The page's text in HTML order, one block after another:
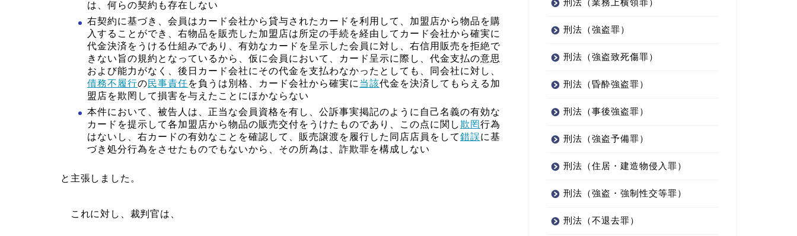
は、何らの契約も存在しない
右契約に基づき、会員はカード会社から貸与されたカードを利用して、加盟店から物品を購
入することができ、右物品を販売した加盟店は所定の手続を経由してカード会社から確実に
代金決済をうける仕組みであり、有効なカードを呈示した会員に対し、右信用販売を拒絶で
きない旨の規約となっているから、仮に会員において、カード呈示に際し、代金支払の意思
および能力がなく、後日カード会社にその代金を支払わなかったとしても、同会社に対し、
債務不履行の民事責任を負うは別格、カード会社から確実に 当該代金を決済してもらえる加
盟店を欺罔して損害を与えたことにほかならない
本件において、被告人は、正当な会員資格を有し、公訴事実掲記のように自己名義の有効な
カードを提示して各加盟店から物品の販売交付をうけたものであり、この点に関し欺罔行為
はないし、右カードの有効なことを確認して、販売譲渡を履行した同店店員をして錯誤に基
づき処分行為をさせたものでもないから、その所為は、詐欺罪を構成しない
と主張しました。
これに対し、裁判官は、
刑法（業務上横領罪）
刑法（強盗罪）
刑法（強盗致死傷罪）
刑法（昏酔強盗罪）
刑法（事後強盗罪）
刑法（強盗予備罪）
刑法（住居・建造物侵入罪）
刑法（強盗・強制性交等罪）
刑法（不退去罪）